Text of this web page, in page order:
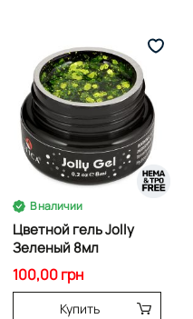
В наличии
Цветной гель Jolly
Зеленый 8мл
100,00 грн
Купить